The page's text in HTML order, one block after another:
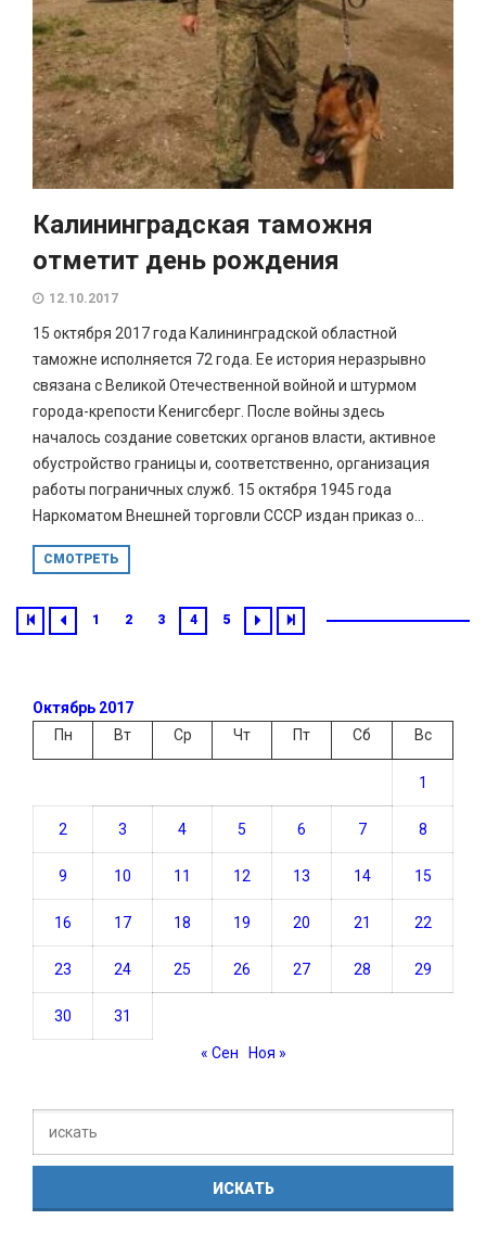
Калининградская таможня
отметит день рождения
12.10.2017
15 октября 2017 года Калининградской областной
таможне исполняется 72 года. Ее история неразрывно
связана с Великой Отечественной войной и штурмом
города-крепости Кенигсберг. После войны здесь
началось создание советских органов власти, активное
обустройство границы и, соответственно, организация
работы пограничных служб. 15 октября 1945 года
Наркоматом Внешней торговли СССР издан приказ о...
СМОТРЕТЬ
1 2 3 4 5
Октябрь 2017
Пн
Вт Ср Чт Пт Сб Вс
1
2 3 4 5 6 7 8
9 10 11 12 13 14 15
16 17 18 19 20 21 22
23 24 25 26 27 28 29
30 31
« Сен Ноя »